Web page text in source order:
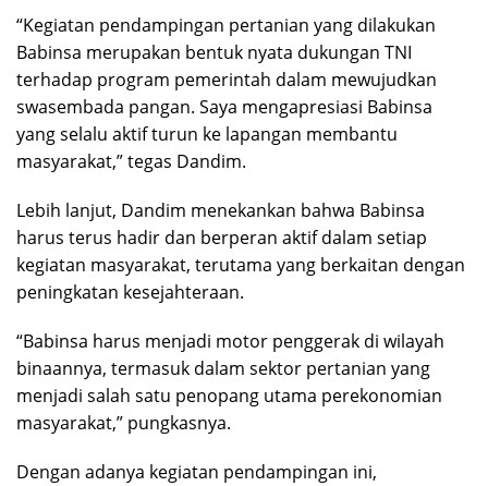
“Kegiatan pendampingan pertanian yang dilakukan
Babinsa merupakan bentuk nyata dukungan TNI
terhadap program pemerintah dalam mewujudkan
swasembada pangan. Saya mengapresiasi Babinsa
yang selalu aktif turun ke lapangan membantu
masyarakat,” tegas Dandim.
Lebih lanjut, Dandim menekankan bahwa Babinsa
harus terus hadir dan berperan aktif dalam setiap
kegiatan masyarakat, terutama yang berkaitan dengan
peningkatan kesejahteraan.
“Babinsa harus menjadi motor penggerak di wilayah
binaannya, termasuk dalam sektor pertanian yang
menjadi salah satu penopang utama perekonomian
masyarakat,” pungkasnya.
Dengan adanya kegiatan pendampingan ini,